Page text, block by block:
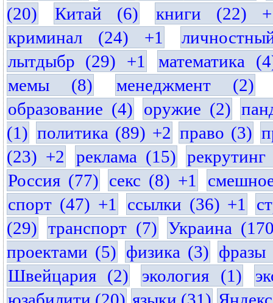
(20)
Китай (6)
книги (22)
криминал (24) +1
лытдыбр (29) +1
математика
мемы (8)
менеджмент (2)
образование (4)
оружие (2)
(1) политика (89) +2 право (3)
(23) +2
реклама (15)
Россия (77) секс (8) +1
спорт (47) +1
ссылки (36) +1
(29)
транспорт (7)
Украина
проектами (5) физика (3) фразы
Швейцария (2)
экология (1)